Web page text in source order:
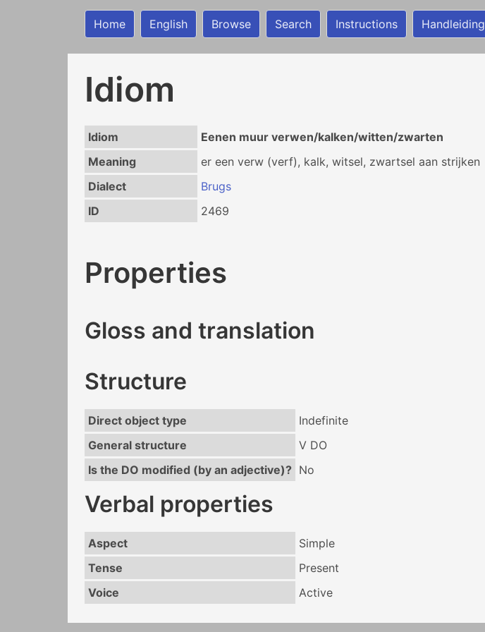
Home English Browse Search Instructions Handleiding
Idiom
Idiom
Eenen muur verwen/kalken/witten/zwarten
Meaning
er een verw (verf), kalk, witsel, zwartsel aan strijken
Dialect
Brugs
ID
2469
Properties
Gloss and translation
Structure
Direct object type
Indefinite
General structure
V DO
Is the DO modified (by an adjective)? No
Verbal properties
Aspect
Simple
Tense
Present
Voice
Active